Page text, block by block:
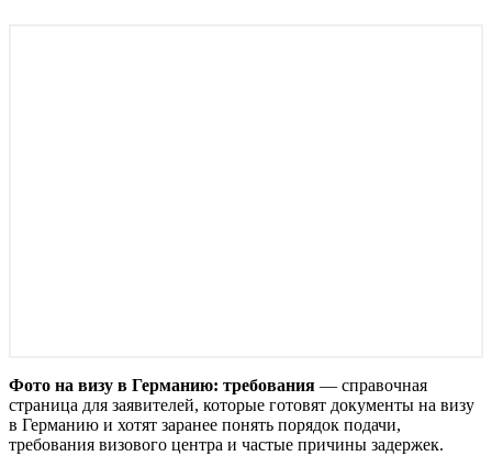
Фото на визу в Германию: требования — справочная
страница для заявителей, которые готовят документы на визу
в Германию и хотят заранее понять порядок подачи,
требования визового центра и частые причины задержек.